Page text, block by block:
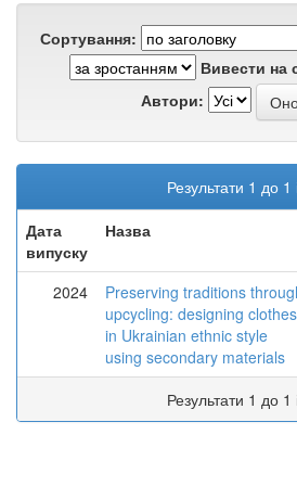
Сортування:
Вивести на
Автори:
Результати 1 до 1
Дата
випуску
Назва
2024
Preserving traditions
upcycling: designing clothes
in Ukrainian ethnic style
using secondary materials
Результати 1 до 1